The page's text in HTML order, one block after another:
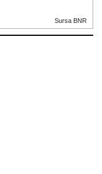
Sursa BNR